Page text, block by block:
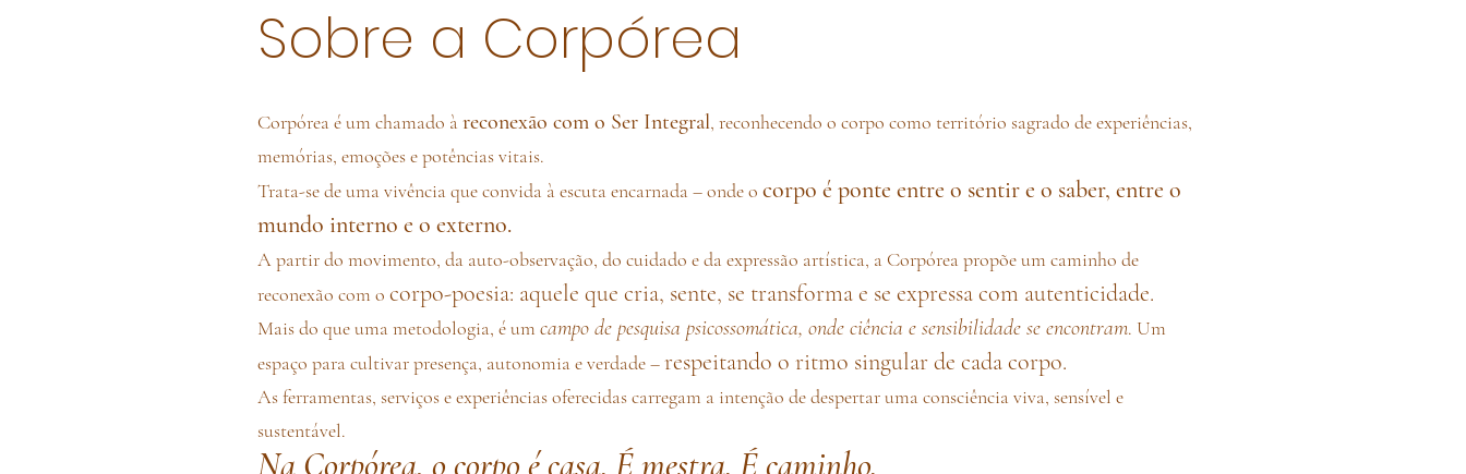
Sobre a Corpórea
Corpórea é um chamado àreconexão com o Ser Integral, reconhecendo o corpo como território sagrado de experiências,
memórias, emoções e potências vitais.
Trata-se de uma vivência que convida à escuta encarnada – onde o corpo é ponte entre o sentir e o saber, entre o
mundo interno e o externo.
A partir do movimento, da auto-observação, do cuidado e da expressão artística, a Corpórea propõe um caminho de
reconexão com o corpo-poesia: aquele que cria, sente, se transforma e se expressa com autenticidade.
Mais do que uma metodologia, é um campo de pesquisa psicossomática, onde ciência e sensibilidade se encontram. Um
espaço para cultivar presença, autonomia e verdade –respeitando o ritmo singular de cada corpo.
As ferramentas, serviços e experiências oferecidas carregam a intenção de despertar uma consciência viva, sensível e
sustentável.
Na Corpórea, o corpo é casa. É mestra. É caminho.